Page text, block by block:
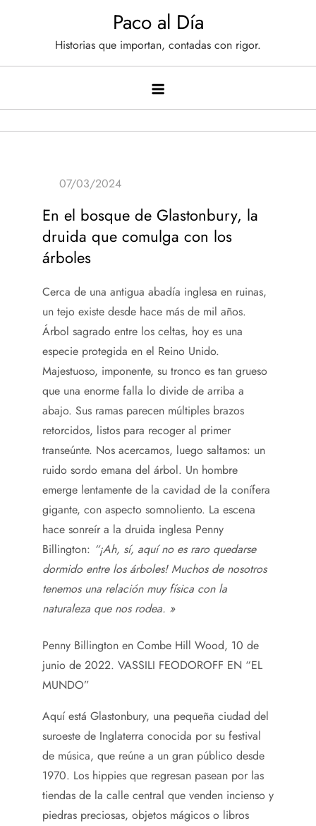
Paco al Día
Historias que importan, contadas con rigor.
En el bosque de Glastonbury, la
druida que comulga con los
árboles
Cerca de una antigua abadía inglesa en ruinas,
un tejo existe desde hace más de mil años.
Árbol sagrado entre los celtas, hoy es una
especie protegida en el Reino Unido.
Majestuoso, imponente, su tronco es tan grueso
que una enorme falla lo divide de arriba a
abajo. Sus ramas parecen múltiples brazos
retorcidos, listos para recoger al primer
transeúnte. Nos acercamos, luego saltamos: un
ruido sordo emana del árbol. Un hombre
emerge lentamente de la cavidad de la conífera
gigante, con aspecto somnoliento. La escena
hace sonreír a la druida inglesa Penny
Billington: “¡Ah, sí, aquí no es raro quedarse
dormido entre los árboles! Muchos de nosotros
tenemos una relación muy física con la
naturaleza que nos rodea. »
Penny Billington en Combe Hill Wood, 10 de
junio de 2022. VASSILI FEODOROFF EN “EL
MUNDO”
Aquí está Glastonbury, una pequeña ciudad del
suroeste de Inglaterra conocida por su festival
de música, que reúne a un gran público desde
1970. Los hippies que regresan pasean por las
tiendas de la calle central que venden incienso y
piedras preciosas, objetos mágicos o libros